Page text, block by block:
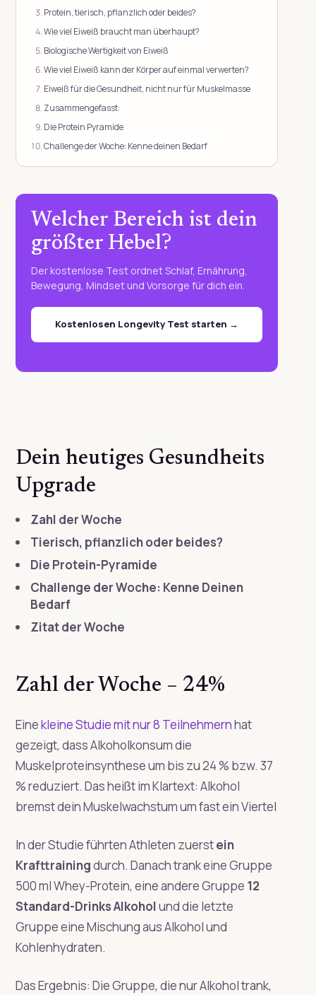
Welcher Bereich ist dein
größter Hebel?
Der kostenlose Test ordnet Schlaf, Ernährung,
Bewegung, Mindset und Vorsorge für dich ein.
Kostenlosen Longevity Test starten →
Dein heutiges Gesundheits
Upgrade
Zahl der Woche
Tierisch, pflanzlich oder beides?
Die Protein-Pyramide
Challenge der Woche: Kenne Deinen
Bedarf
Zitat der Woche
Zahl der Woche – 24%
Einekleine Studie mit nur 8 Teilnehmernhat
gezeigt, dass Alkoholkonsum die
Muskelproteinsynthese um bis zu 24 % bzw. 37
% reduziert. Das heißt im Klartext: Alkohol
bremst dein Muskelwachstum um fast ein Viertel
In der Studie führten Athleten zuerstein
Krafttrainingdurch. Danach trank eine Gruppe
500 ml Whey-Protein, eine andere Gruppe 12
Standard-Drinks Alkoholund die letzte
Gruppe eine Mischung aus Alkohol und
Kohlenhydraten.
Das Ergebnis: Die Gruppe, die nur Alkohol trank,
Protein, tierisch, pflanzlich oder beides?
Wie viel Eiweiß braucht man überhaupt?
Biologische Wertigkeit von Eiweiß
Wie viel Eiweiß kann der Körper auf einmal verwerten?
Eiweiß für die Gesundheit, nicht nur für Muskelmasse
Zusammengefasst:
Die Protein Pyramide
Challenge der Woche: Kenne deinen Bedarf